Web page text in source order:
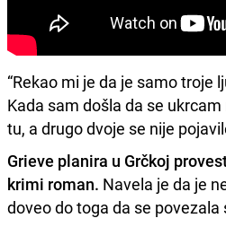
“Rekao mi je da je samo troje
Kada sam došla da se
tu, a drugo dvoje se nije
Grieve planira u Grčkoj
krimi roman. Navela je da je
doveo do toga da se